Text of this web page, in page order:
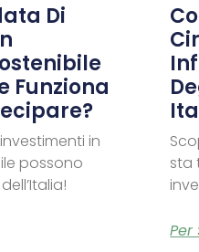
Di
Funziona
in
possono
sta
Per